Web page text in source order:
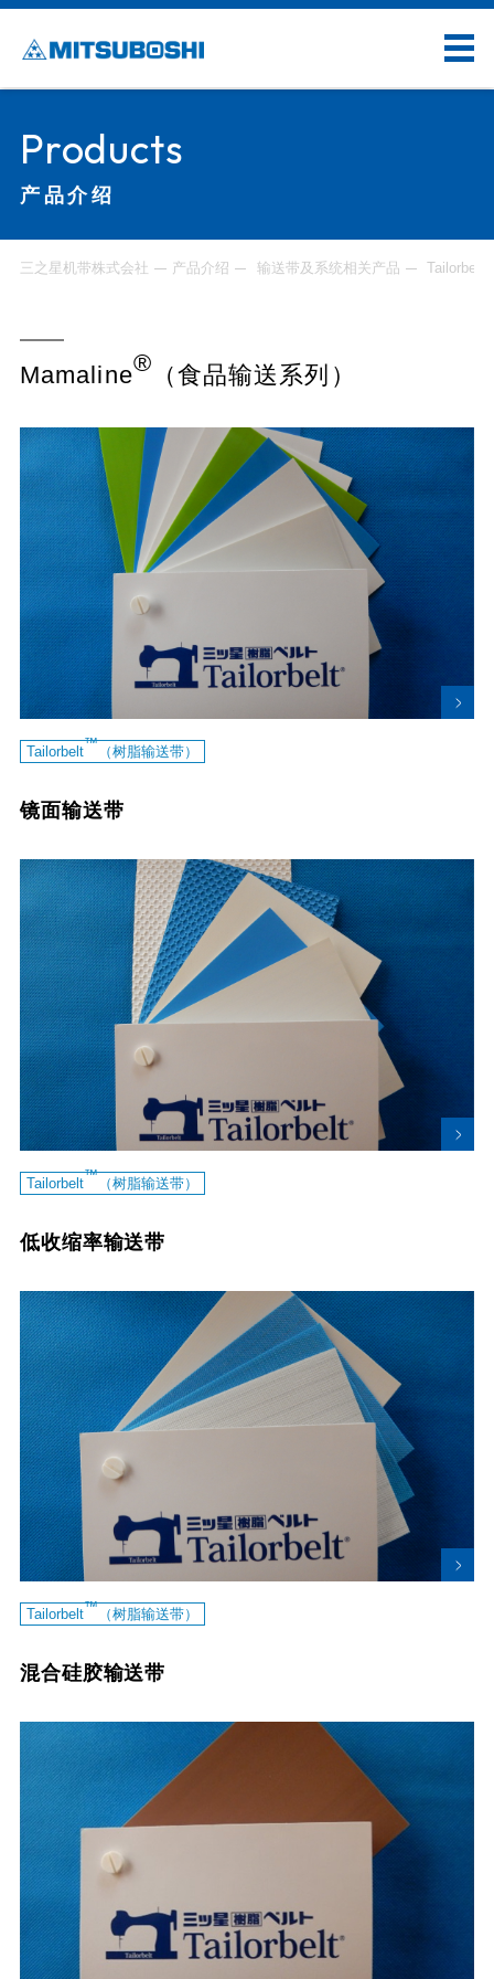
Products
产品介绍
三之星机带株式会社 产品介绍 输送带及系统相关产品 Tailorbelt
Mamaline® （食品输送系列）
Tailorbelt™ （树脂输送带）
镜面输送带
Tailorbelt™ （树脂输送带）
低收缩率输送带
Tailorbelt™ （树脂输送带）
混合硅胶输送带